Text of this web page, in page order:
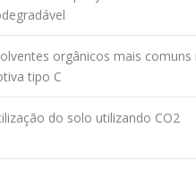
orgânicos mais
tipo C
do solo utilizando CO2